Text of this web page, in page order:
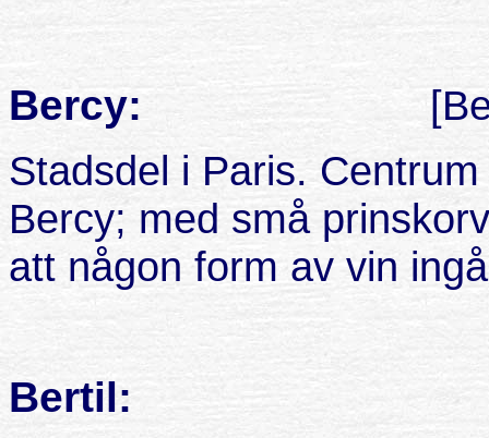
Bercy:
Stadsdel i Paris.
Bercy; med små
att någon form av vin
Bertil: